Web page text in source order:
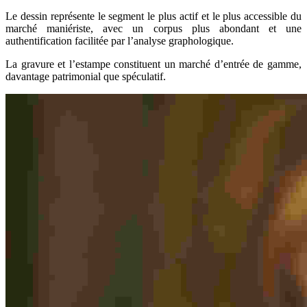
Le dessin représente le segment le plus actif et le plus accessible du
marché maniériste, avec un corpus plus abondant et une
authentification facilitée par l’analyse graphologique.
La gravure et l’estampe constituent un marché d’entrée de gamme,
davantage patrimonial que spéculatif.